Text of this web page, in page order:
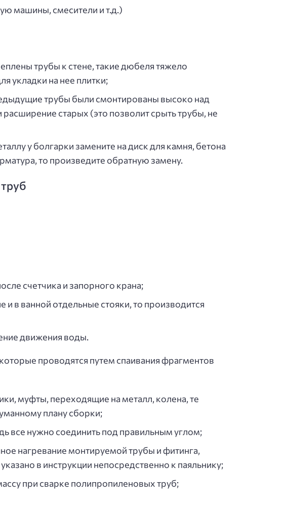
машины, смесители и т.д.)
трубы к стене, такие дюбеля тяжело
укладки на нее плитки;
трубы были смонтированы высоко над
старых (это позволит срыть трубы, не
у болгарки замените на диск для камня, бетона
то произведите обратную замену.
счетчика и запорного крана;
и в ванной отдельные стояки, то производится
движения воды.
проводятся путем спаивания фрагментов
муфты, переходящие на металл, колена, те
плану сборки;
все нужно соединить под правильным углом;
нагревание монтируемой трубы и фитинга,
в инструкции непосредственно к паяльнику;
при сварке полипропиленовых труб;